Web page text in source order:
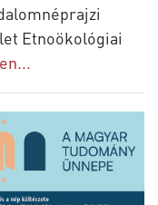
Etnoökológiai